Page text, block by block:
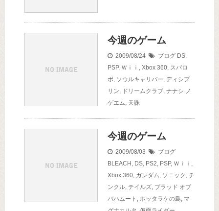
今週のゲーム
2009/08/24 ブログ DS,
PSP, Ｗｉｉ , Xbox 360, スパロ
ボ, ソウルキャリバー, ディシプ
リン, ドリームクラブ, ナナシ ノ
ゲエム, 天誅
今週のゲーム
2009/08/03
ブログ
BLEACH , DS, PS2, PSP, Ｗｉｉ ,
Xbox 360, ガンダム, ソニック , チ
ンクル, テイルズ, ブラッド オブ
バハムート , ホッタラケの島, マ